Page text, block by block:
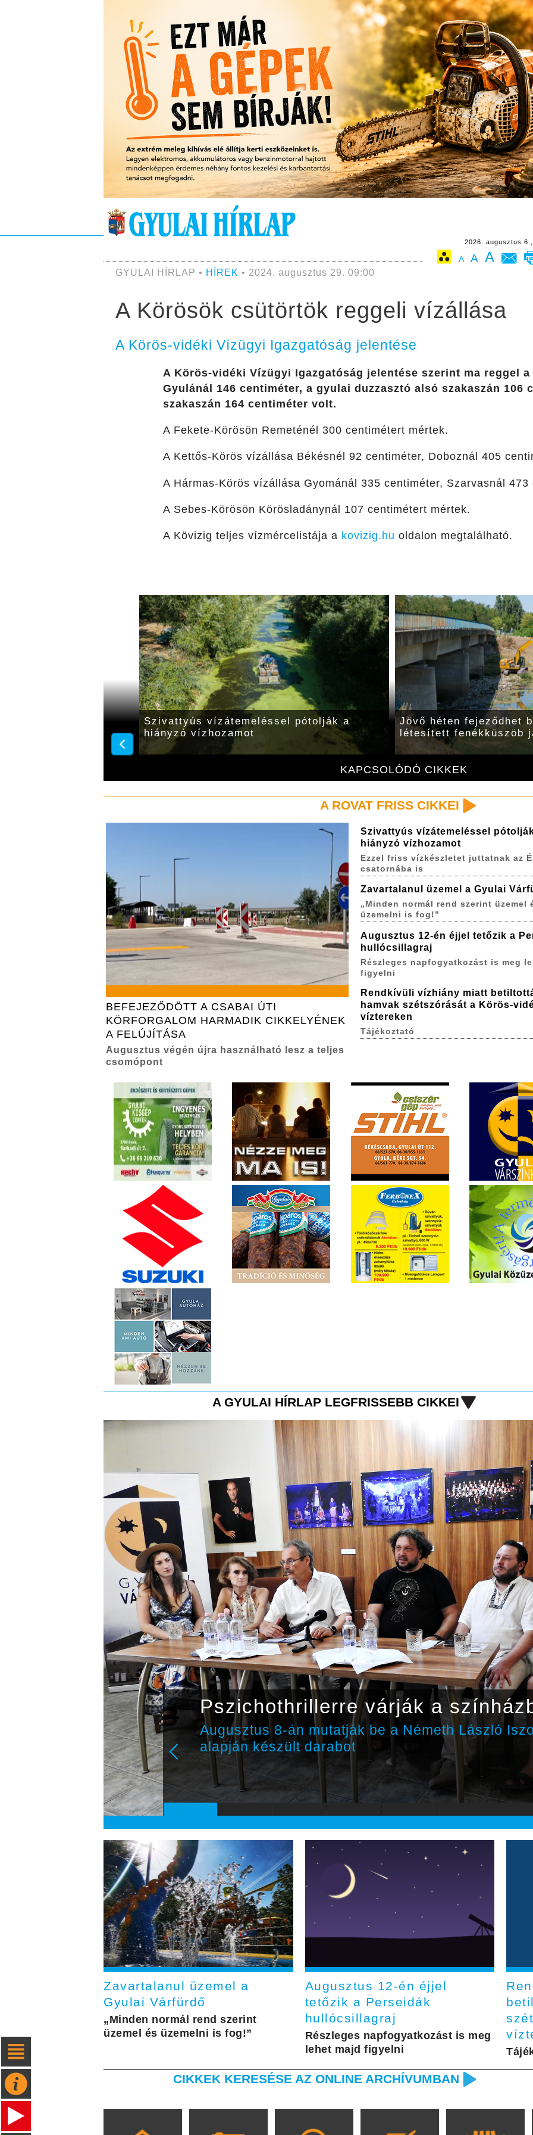
2026. augusztus
A A A
GYULAI HÍRLAP • HÍREK • 2024. augusztus 29. 09:00
A Körösök csütörtök reggeli vízállása
A Körös-vidéki Vízügyi Igazgatóság jelentése
A Körös-vidéki Vízügyi Igazgatóság jelentése szerint ma reggel
Gyulánál 146 centiméter, a gyulai duzzasztó alsó szakaszán 106
szakaszán 164 centiméter volt.
A Fekete-Körösön Remeténél 300 centimétert mértek.
A Kettős-Körös vízállása Békésnél 92 centiméter, Doboznál 405
A Hármas-Körös vízállása Gyománál 335 centiméter, Szarvasnál 473
A Sebes-Körösön Körösladánynál 107 centimétert mértek.
A Kövizig teljes vízmércelistája a kovizig.hu oldalon megtalálható.
KAPCSOLÓDÓ CIKKEK
be a Sebes-Körösön
A Körösök péntek reggeli vízállása A Körösök csütörtök
A ROVAT FRISS CIKKEI
BEFEJEZŐDÖTT A CSABAI ÚTI
KÖRFORGALOM HARMADIK CIKKELYÉNEK
A FELÚJÍTÁSA
Augusztus végén újra használható lesz a teljes
csomópont
Szivattyús vízátemeléssel
hiányzó vízhozamot
Ezzel friss vízkészletet juttatnak az
csatornába is
Zavartalanul üzemel a Gyulai
„Minden normál rend szerint üzemel
üzemelni is fog!”
Augusztus 12-én éjjel tetőzik a
hullócsillagraj
Részleges napfogyatkozást is meg
figyelni
Rendkívüli vízhiány miatt
hamvak szétszórását a Körös-
víztereken
Tájékoztató
A GYULAI HÍRLAP LEGFRISSEBB CIKKEI
Befejeződött a Csabai úti
harmadik cikkelyének a felújítása
Augusztus végén újra használható lesz a teljes
Zavartalanul üzemel a
Gyulai Várfürdő
„Minden normál rend szerint
üzemel és üzemelni is fog!”
Augusztus 12-én éjjel
tetőzik a Perseidák
hullócsillagraj
Részleges napfogyatkozást is meg
lehet majd figyelni
CIKKEK KERESÉSE AZ ONLINE ARCHÍVUMBAN